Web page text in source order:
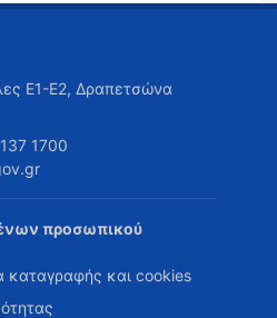
Ε1-Ε2, Δραπετσώνα
1700
προσωπικού
καταγραφής και cookies